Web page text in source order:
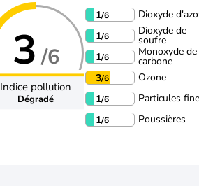
3 /6
Indice pollution
Dégradé
1/6
Dioxyde
1/6 Dioxyde de
soufre
1/6 Monoxyde de
carbone
3/6
Ozone
1/6
Particules
1/6 Poussières